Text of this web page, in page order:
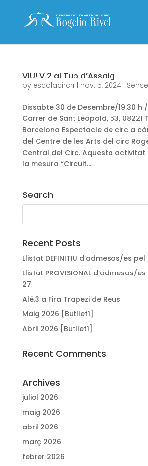
VIU! V.2 al Tub d’Assaig
by escolacircrr| nov. 5, 2024|
Dissabte 30 de Desembre/19.30 h
Carrer de Sant Leopold, 63, 08221
Barcelona Espectacle de circ a
del Centre de les Arts del circ
Central del Circ. Aquesta
la mesura “Circuit...
Search
Recent Posts
Llistat DEFINITIU d’admesos/es
Llistat PROVISIONAL d’admesos/
27
Alé.3 a Fira Trapezi de Reus
Maig 2026 [Butlletí]
Abril 2026 [Butlletí]
Recent Comments
Archives
juliol 2026
maig 2026
abril 2026
març 2026
febrer 2026